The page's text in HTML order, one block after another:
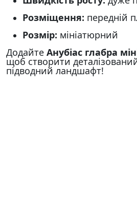
Розміщення: передній
Розмір: мініатюрний
Додайте Анубіас глабра
щоб створити
підводний ландшафт!